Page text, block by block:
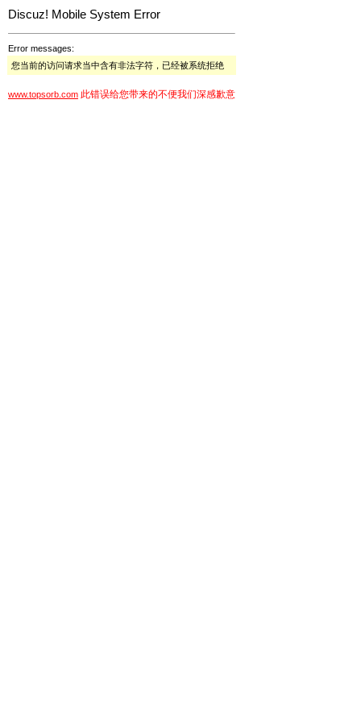
Discuz! Mobile System Error
Error messages:
您当前的访问请求当中含有非法字符，已经被系统拒绝
www.topsorb.com 此错误给您带来的不便我们深感歉意